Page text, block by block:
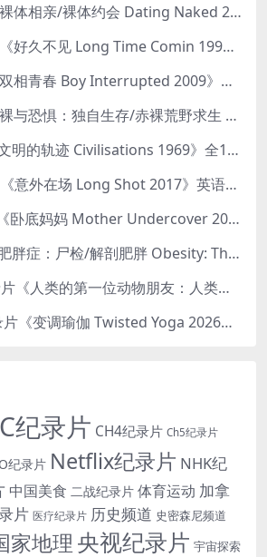
美国纪录片《裸体相亲/裸体约会 Dating Naked 2014-2016》第1-3季全33集 英语中英双字 无水印纯净版 1080P/MKV/85.6G 裸体相亲真人秀
加拿大纪录片《好久不见 Long Time Comin 1993》英语中英双字 官方纯净版 1080P/MKV/1G 女同性艺术家
美国纪录片《双相青春 Boy Interrupted 2009》英语中英双字 官方纯净版 1080P/MKV/1.43G 青少年躁郁症
探索频道《赤裸与恐惧：独自生存/赤裸荒野求生 Naked and Afraid: Solo 2023》第一季全8集 英语中英双字 官方纯净版 高码1080P/MKV/45.4G
BBC纪录片《文明的轨迹 Civilisations 1969》全13集 英语中英双字 高清收藏版 1080P/MKV/64.1G 西方艺术史话
Netflix纪录片《意外在场 Long Shot 2017》英语中字 720P/NKV/1.06GB 美国谋杀误判案件
HULU纪录片《卧底妈妈 Mother Undercover 2023》全4集 英语中英双字 官方纯净版 1080P/MKV/7.6G 拯救孩子
BBC纪录片《肥胖症：尸检/解剖肥胖 Obesity: The Post Mortem 2016》英语中英双字 无水印纯净版 1080P/MKV/1.03G
Boreales纪录片《人类的第一位动物朋友：人类和狗的神奇故事 Man’s First Friend 2018》英语中英双字 1080P/MP4/1.8G 狗的神奇故事
AppleTV纪录片《变调瑜伽 Twisted Yoga 2026》全3集 英语中英双字 无水印纯净版 1080P/MKV/10G 瑜伽大师背后的真相
纪录片 CH4纪录片 Ch5纪录片
纪录片 Netflix纪录片 NHK纪
中国美食 二战纪录片 体育运动 加拿
片 医疗纪录片 历史频道 史密森尼频道
家地理 央视纪录片 宇宙探索